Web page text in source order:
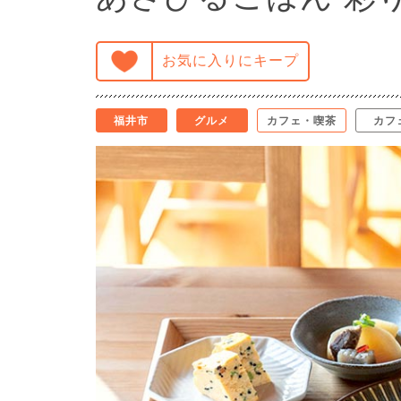
お気に入りにキープ
福井市 グルメ カフェ・喫茶 カフ